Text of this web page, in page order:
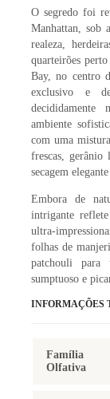
O segredo foi
Manhattan, sob
realeza,
quarteirões
Bay, no centro
exclusivo e
decididamente
ambiente
com uma
frescas,
secagem
Embora de
intrigante
ultra-
folhas de
patchouli para
sumptuoso e
INFORMAÇÕES
Família
Olfativa